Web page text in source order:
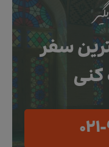
سفر
کنی